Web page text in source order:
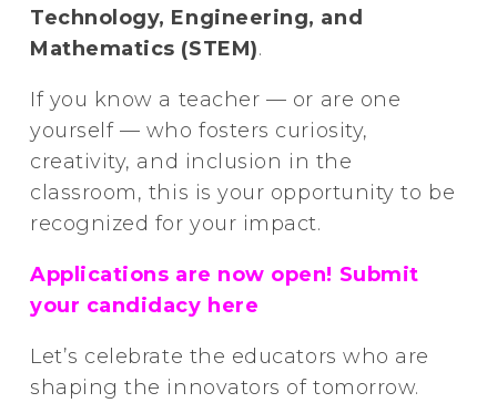
Technology, Engineering, and
Mathematics (STEM).
If you know a teacher — or are one
yourself — who fosters curiosity,
creativity, and inclusion in the
classroom, this is your opportunity to be
recognized for your impact.
Applications are now open! Submit
your candidacy here
Let’s celebrate the educators who are
shaping the innovators of tomorrow.